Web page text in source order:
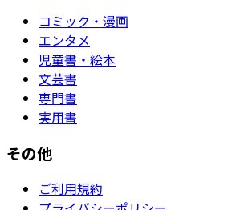
コミック・漫画
エンタメ
児童書・絵本
文芸書
専門書
実用書
その他
ご利用規約